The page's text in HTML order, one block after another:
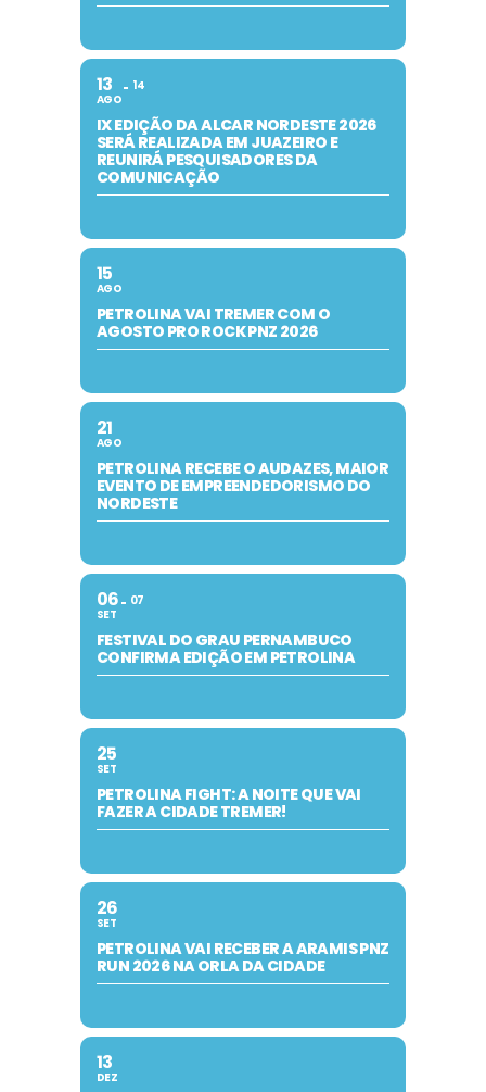
13
AGO
14
IX EDIÇÃO DA ALCAR NORDESTE 2026
SERÁ REALIZADA EM JUAZEIRO E
REUNIRÁ PESQUISADORES DA
COMUNICAÇÃO
15
AGO
PETROLINA VAI TREMER COM O
AGOSTO PRO ROCK PNZ 2026
21
AGO
PETROLINA RECEBE O AUDAZES, MAIOR
EVENTO DE EMPREENDEDORISMO DO
NORDESTE
06
SET
07
FESTIVAL DO GRAU PERNAMBUCO
CONFIRMA EDIÇÃO EM PETROLINA
25
SET
PETROLINA FIGHT: A NOITE QUE VAI
FAZER A CIDADE TREMER!
26
SET
PETROLINA VAI RECEBER A ARAMIS PNZ
RUN 2026 NA ORLA DA CIDADE
13
DEZ